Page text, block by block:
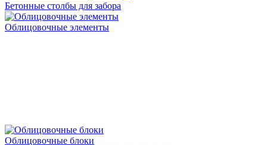
Бетонные столбы для забора
Облицовочные элементы
Облицовочные блоки